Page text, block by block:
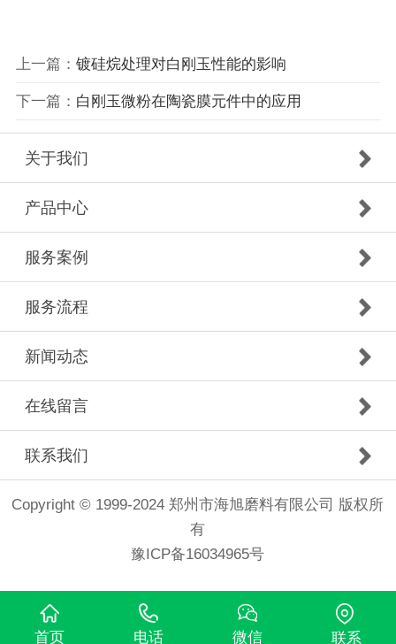
上一篇： 镀硅烷处理对白刚玉性能的影响
下一篇： 白刚玉微粉在陶瓷膜元件中的应用​
关于我们
产品中心
服务案例
服务流程
新闻动态
在线留言
联系我们
Copyright © 1999-2024 郑州市海旭磨料有限公司 版权所
有
豫ICP备16034965号
首页 电话 微信 联系